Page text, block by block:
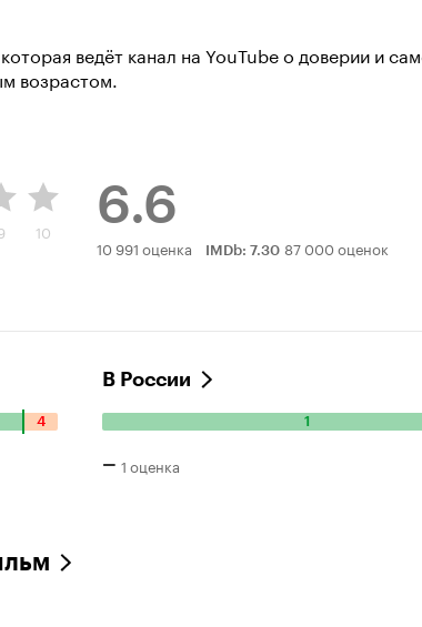
ведёт канал на YouTube о доверии и
возрастом.
10
6.6
Рейтинг
6.6
10 991 оценка IMDb: 7.30 87 000 оценок
4
В России
1
Количество
оценок:
– 1 оценка